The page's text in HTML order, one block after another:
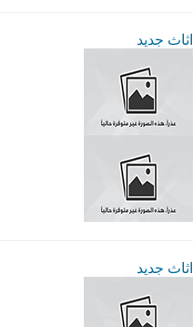
اثاث جديد
اثاث جديد